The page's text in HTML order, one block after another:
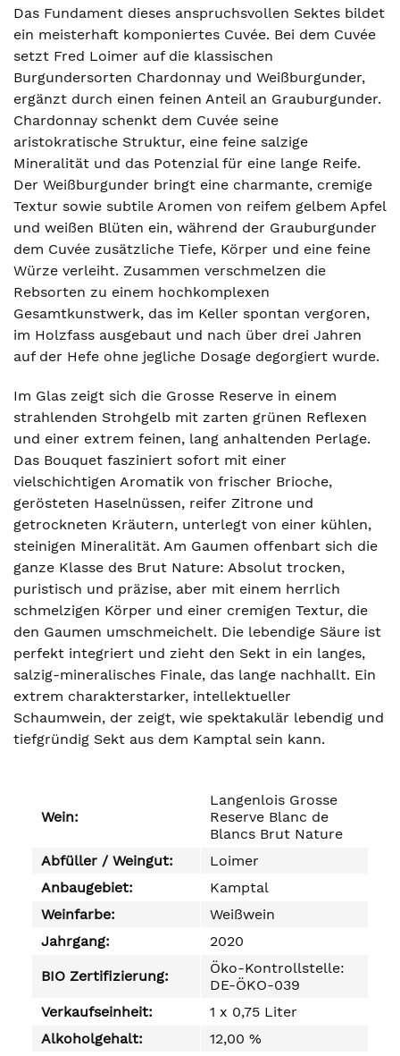
Das Fundament dieses anspruchsvollen Sektes bildet
ein meisterhaft komponiertes Cuvée. Bei dem Cuvée
setzt Fred Loimer auf die klassischen
Burgundersorten Chardonnay und Weißburgunder,
ergänzt durch einen feinen Anteil an Grauburgunder.
Chardonnay schenkt dem Cuvée seine
aristokratische Struktur, eine feine salzige
Mineralität und das Potenzial für eine lange Reife.
Der Weißburgunder bringt eine charmante, cremige
Textur sowie subtile Aromen von reifem gelbem Apfel
und weißen Blüten ein, während der Grauburgunder
dem Cuvée zusätzliche Tiefe, Körper und eine feine
Würze verleiht. Zusammen verschmelzen die
Rebsorten zu einem hochkomplexen
Gesamtkunstwerk, das im Keller spontan vergoren,
im Holzfass ausgebaut und nach über drei Jahren
auf der Hefe ohne jegliche Dosage degorgiert wurde.
Im Glas zeigt sich die Grosse Reserve in einem
strahlenden Strohgelb mit zarten grünen Reflexen
und einer extrem feinen, lang anhaltenden Perlage.
Das Bouquet fasziniert sofort mit einer
vielschichtigen Aromatik von frischer Brioche,
gerösteten Haselnüssen, reifer Zitrone und
getrockneten Kräutern, unterlegt von einer kühlen,
steinigen Mineralität. Am Gaumen offenbart sich die
ganze Klasse des Brut Nature: Absolut trocken,
puristisch und präzise, aber mit einem herrlich
schmelzigen Körper und einer cremigen Textur, die
den Gaumen umschmeichelt. Die lebendige Säure ist
perfekt integriert und zieht den Sekt in ein langes,
salzig-mineralisches Finale, das lange nachhallt. Ein
extrem charakterstarker, intellektueller
Schaumwein, der zeigt, wie spektakulär lebendig und
tiefgründig Sekt aus dem Kamptal sein kann.
Wein:
Langenlois Grosse
Reserve Blanc de
Blancs Brut Nature
Abfüller / Weingut:
Loimer
Anbaugebiet:
Kamptal
Weinfarbe:
Weißwein
Jahrgang:
2020
BIO Zertifizierung:
Öko-Kontrollstelle:
DE-ÖKO-039
Verkaufseinheit:
1 x 0,75 Liter
Alkoholgehalt:
12,00 %